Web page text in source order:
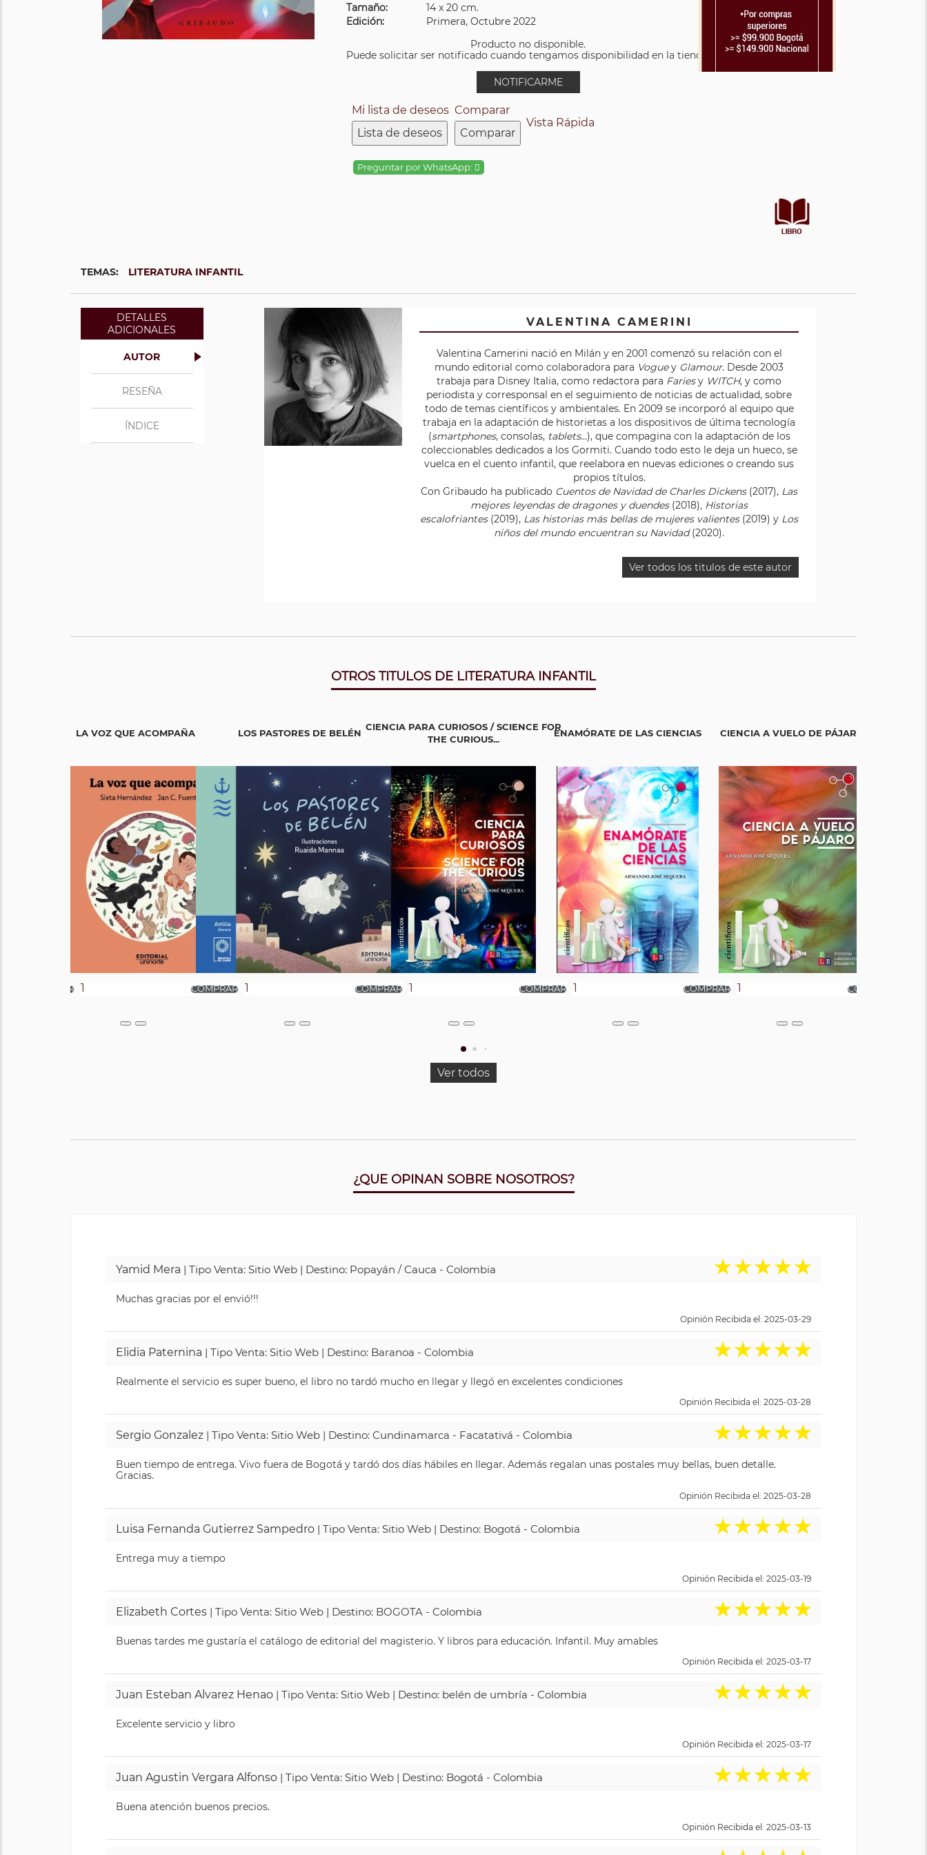
Tamaño:
14 x 20 cm.
Edición:
Primera, Octubre 2022
Producto no disponible.
Puede solicitar ser notificado cuando tengamos disponibilidad en la tienda.
NOTIFICARME
Mi lista de deseos
Lista de deseos
Comparar
Comparar
Vista Rápida
Preguntar por WhatsApp:
TEMAS: LITERATURA INFANTIL
DETALLES
ADICIONALES
AUTOR
RESEÑA
ÍNDICE
VALENTINA CAMERINI
Valentina Camerini nació en Milán y en 2001 comenzó su relación con el
mundo editorial como colaboradora para Voguey Glamour. Desde 2003
trabaja para Disney Italia, como redactora para Fariesy WITCH, y como
periodista y corresponsal en el seguimiento de noticias de actualidad, sobre
todo de temas científicos y ambientales. En 2009 se incorporó al equipo que
trabaja en la adaptación de historietas a los dispositivos de última tecnología
(smartphones, consolas, tablets…), que compagina con la adaptación de los
coleccionables dedicados a los Gormiti. Cuando todo esto le deja un hueco, se
vuelca en el cuento infantil, que reelabora en nuevas ediciones o creando sus
propios títulos.
Con Gribaudo ha publicado Cuentos de Navidad de Charles Dickens (2017), Las
mejores leyendas de dragones y duendes (2018), Historias
escalofriantes (2019), Las historias más bellas de mujeres valientes (2019) y Los
niños del mundo encuentran su Navidad(2020).
Ver todos los titulos de este autor
OTROS TITULOS DE LITERATURA INFANTIL
LA VOZ QUE ACOMPAÑA LOS PASTORES DE BELÉN
CIENCIA PARA CURIOSOS / SCIENCE FOR
THE CURIOUS...
ENAMÓRATE DE LAS CIENCIAS CIENCIA A VUELO DE PÁJARO
Ver todos
¿QUE OPINAN SOBRE NOSOTROS?
Yamid Mera | Tipo Venta: Sitio Web | Destino: Popayán / Cauca - Colombia ★★★★★
Muchas gracias por el envió!!!
Opinión Recibida el: 2025-03-29
Elidia Paternina | Tipo Venta: Sitio Web | Destino: Baranoa - Colombia ★★★★★
Realmente el servicio es super bueno, el libro no tardó mucho en llegar y llegó en excelentes condiciones
Opinión Recibida el: 2025-03-28
Sergio Gonzalez | Tipo Venta: Sitio Web | Destino: Cundinamarca - Facatativá - Colombia ★★★★★
Buen tiempo de entrega. Vivo fuera de Bogotá y tardó dos días hábiles en llegar. Además regalan unas postales muy bellas, buen detalle.
Gracias.
Opinión Recibida el: 2025-03-28
Luisa Fernanda Gutierrez Sampedro | Tipo Venta: Sitio Web | Destino: Bogotá - Colombia ★★★★★
Entrega muy a tiempo
Opinión Recibida el: 2025-03-19
Elizabeth Cortes | Tipo Venta: Sitio Web | Destino: BOGOTA - Colombia ★★★★★
Buenas tardes me gustaría el catálogo de editorial del magisterio. Y libros para educación. Infantil. Muy amables
Opinión Recibida el: 2025-03-17
Juan Esteban Alvarez Henao | Tipo Venta: Sitio Web | Destino: belén de umbría - Colombia ★★★★★
Excelente servicio y libro
Opinión Recibida el: 2025-03-17
Juan Agustin Vergara Alfonso | Tipo Venta: Sitio Web | Destino: Bogotá - Colombia ★★★★★
Buena atención buenos precios.
Opinión Recibida el: 2025-03-13